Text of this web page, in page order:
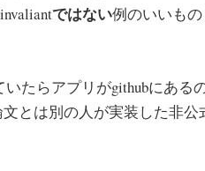
ではない例のいいもの
いたらアプリがgithubにある
とは別の人が実装した非公